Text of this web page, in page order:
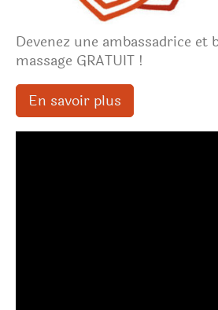
Devenez une ambassadrice et
massage GRATUIT !
En savoir plus